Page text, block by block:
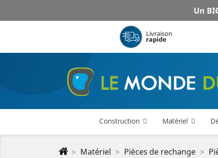
Un
Livraison
rapide
Construction Matériel
Matériel Pièces de rechange